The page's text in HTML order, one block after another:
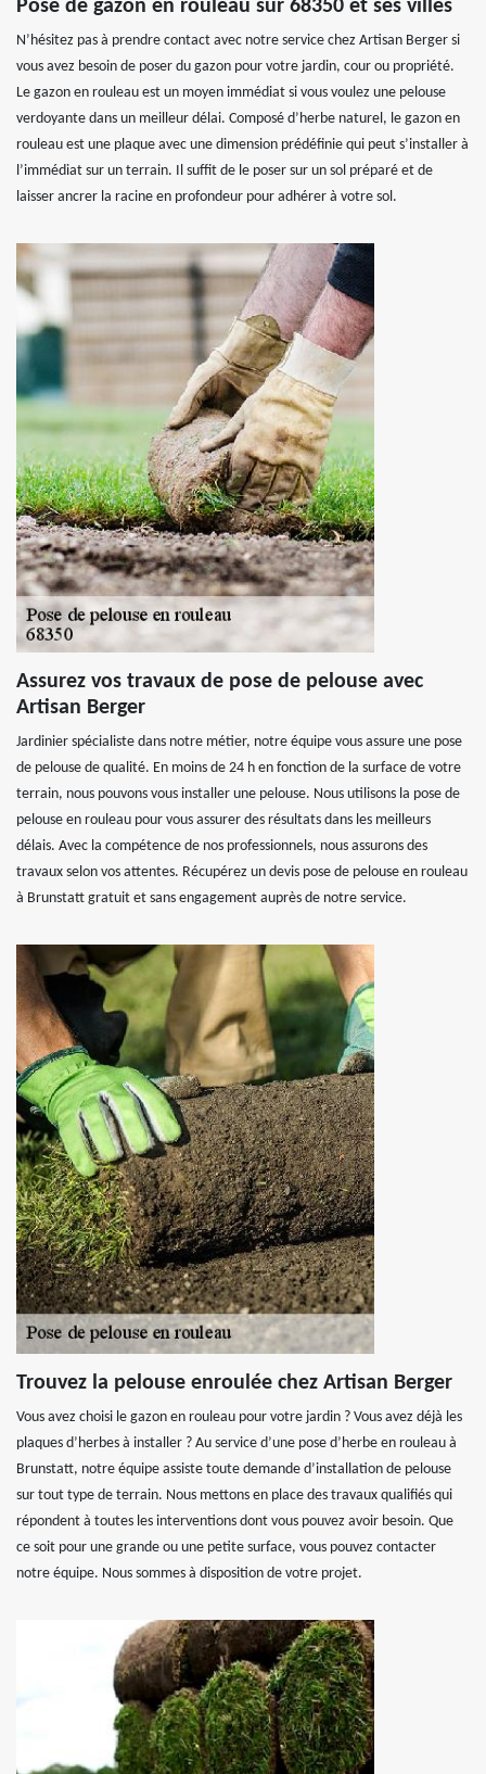
Pose de gazon en rouleau sur 68350 et ses villes
N’hésitez pas à prendre contact avec notre service chez Artisan Berger si
vous avez besoin de poser du gazon pour votre jardin, cour ou propriété.
Le gazon en rouleau est un moyen immédiat si vous voulez une pelouse
verdoyante dans un meilleur délai. Composé d’herbe naturel, le gazon en
rouleau est une plaque avec une dimension prédéfinie qui peut s’installer à
l’immédiat sur un terrain. Il suffit de le poser sur un sol préparé et de
laisser ancrer la racine en profondeur pour adhérer à votre sol.
Assurez vos travaux de pose de pelouse avec
Artisan Berger
Jardinier spécialiste dans notre métier, notre équipe vous assure une pose
de pelouse de qualité. En moins de 24 h en fonction de la surface de votre
terrain, nous pouvons vous installer une pelouse. Nous utilisons la pose de
pelouse en rouleau pour vous assurer des résultats dans les meilleurs
délais. Avec la compétence de nos professionnels, nous assurons des
travaux selon vos attentes. Récupérez un devis pose de pelouse en rouleau
à Brunstatt gratuit et sans engagement auprès de notre service.
Trouvez la pelouse enroulée chez Artisan Berger
Vous avez choisi le gazon en rouleau pour votre jardin ? Vous avez déjà les
plaques d’herbes à installer ? Au service d’une pose d’herbe en rouleau à
Brunstatt, notre équipe assiste toute demande d’installation de pelouse
sur tout type de terrain. Nous mettons en place des travaux qualifiés qui
répondent à toutes les interventions dont vous pouvez avoir besoin. Que
ce soit pour une grande ou une petite surface, vous pouvez contacter
notre équipe. Nous sommes à disposition de votre projet.